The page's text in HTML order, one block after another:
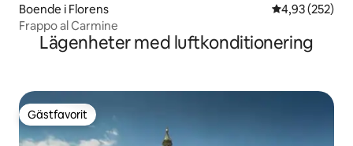
Boende i Florens 4,93 av 5 i
4,93 (252)
Frappo al Carmine
Lägenheter med luftkonditionering
Gästfavorit
Gästfavorit